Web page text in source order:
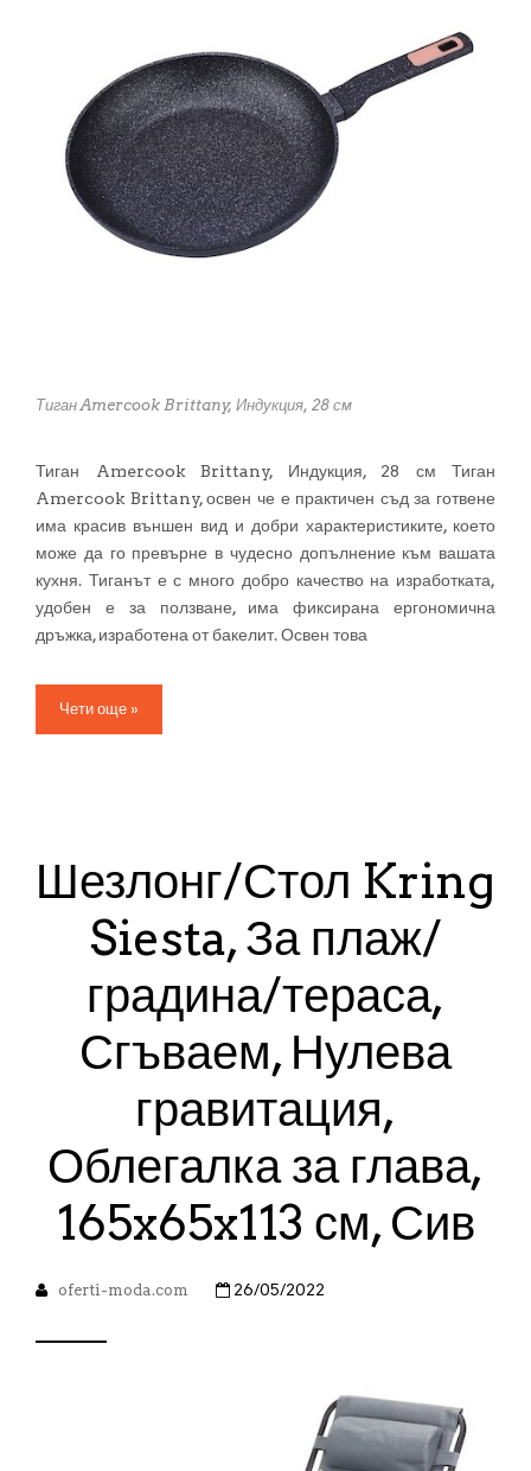
Тиган Amercook Brittany, Индукция, 28 см
Тиган Amercook Brittany, Индукция, 28 см Тиган
Amercook Brittany, освен че е практичен съд за готвене
има красив външен вид и добри характеристиките, което
може да го превърне в чудесно допълнение към вашата
кухня. Тиганът е с много добро качество на изработката,
удобен е за ползване, има фиксирана ергономична
дръжка, изработена от бакелит. Освен това
Чети още »
Шезлонг/Стол Kring
Siesta, За плаж/
градина/тераса,
Сгъваем, Нулева
гравитация,
Облегалка за глава,
165x65x113 см, Сив
oferti-moda.com 26/05/2022